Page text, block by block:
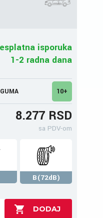
isporuka
1-2 radna dana
10+
8.277 RSD
sa PDV-om
B(72dB)